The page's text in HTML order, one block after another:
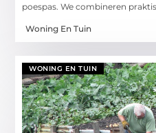
poespas. We combineren
Woning En Tuin
WONING EN TUIN